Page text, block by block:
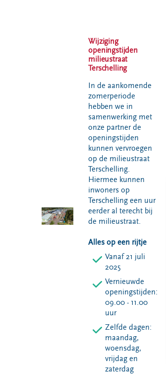
Ecopark De
Wierde
Reststoffen
Energie
Centrale
Projecten
Voor leveranciers en bezoekers
Wijziging
openingstijden
milieustraat
Terschelling
In de aankomende
zomerperiode
hebben we in
samenwerking met
onze partner de
openingstijden
kunnen vervroegen
op de milieustraat
Terschelling.
Hiermee kunnen
inwoners op
Terschelling een uur
eerder al terecht bij
de milieustraat.
Alles op een rijtje
Vanaf 21 juli
2025
Vernieuwde
openingstijden:
09.00 - 11.00
uur
Zelfde dagen:
maandag,
woensdag,
vrijdag en
zaterdag